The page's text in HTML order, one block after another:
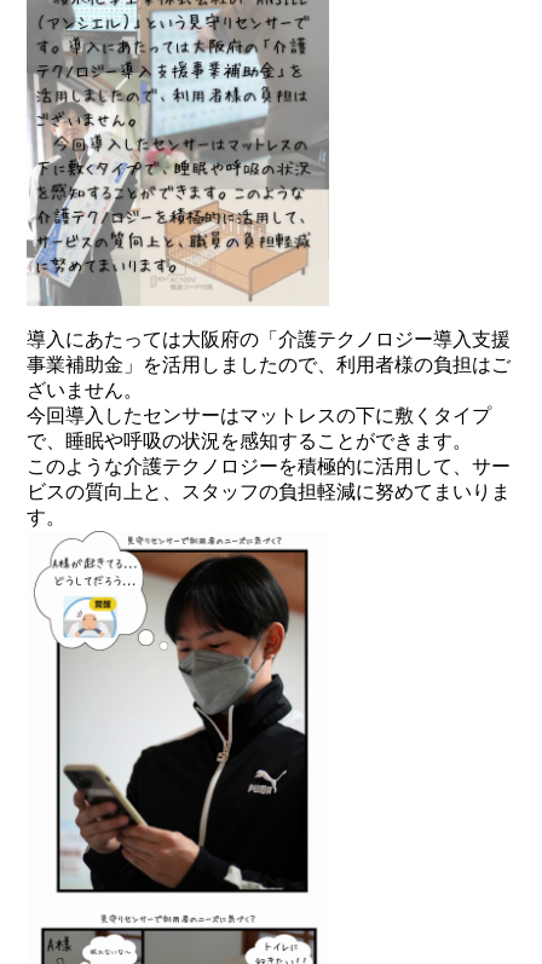
導入にあたっては大阪府の「介護テクノロジー導入支援
事業補助金」を活用しましたので、利用者様の負担はご
ざいません。
今回導入したセンサーはマットレスの下に敷くタイプ
で、睡眠や呼吸の状況を感知することができます。
このような介護テクノロジーを積極的に活用して、サー
ビスの質向上と、スタッフの負担軽減に努めてまいりま
す。